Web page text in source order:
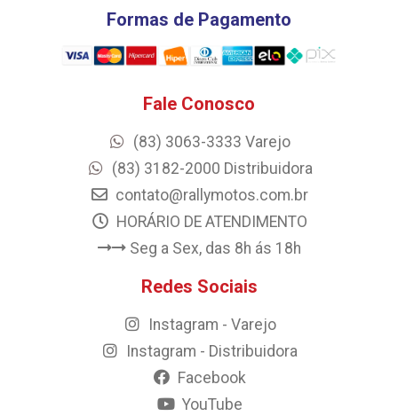
Formas de Pagamento
Fale Conosco
(83) 3063-3333 Varejo
(83) 3182-2000 Distribuidora
contato@rallymotos.com.br
HORÁRIO DE ATENDIMENTO
Seg a Sex, das 8h ás 18h
Redes Sociais
Instagram - Varejo
Instagram - Distribuidora
Facebook
YouTube